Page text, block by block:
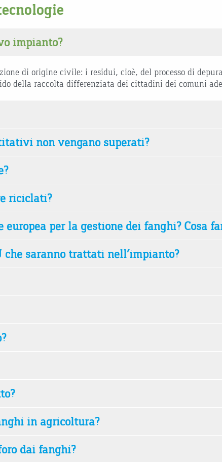
impianto?
di origine civile: i residui, cioè, del processo di
della raccolta differenziata dei cittadini dei comuni
non vengano superati?
riciclati?
per la gestione dei fanghi? Cosa
saranno trattati nell’impianto?
in agricoltura?
dai fanghi?